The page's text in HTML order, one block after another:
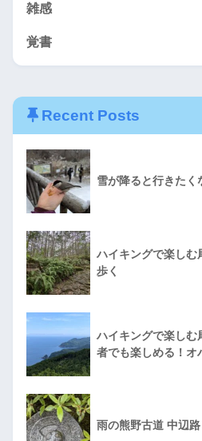
雑感
覚書
Recent Posts
雪が降ると行きたく
ハイキングで楽しむ
歩く
ハイキングで楽しむ
者でも楽しめる！オ
雨の熊野古道 中辺